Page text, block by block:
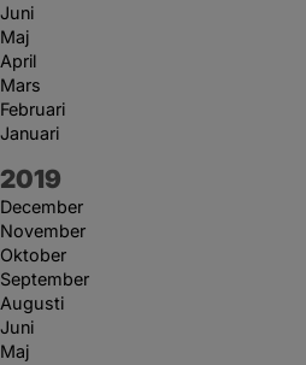
Juni
Maj
April
Mars
Februari
Januari
År:
2019
December
November
Oktober
September
Augusti
Juni
Maj